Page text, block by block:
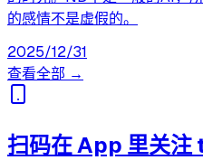
的感情不是虚假的。
2025/12/31
查看全部 →
扫码在 App 里关注